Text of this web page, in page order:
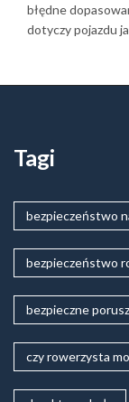
błędne
dotyczy pojazdu
Tagi
bezpieczeństwo
bezpieczeństwo
bezpieczne
czy rowerzysta